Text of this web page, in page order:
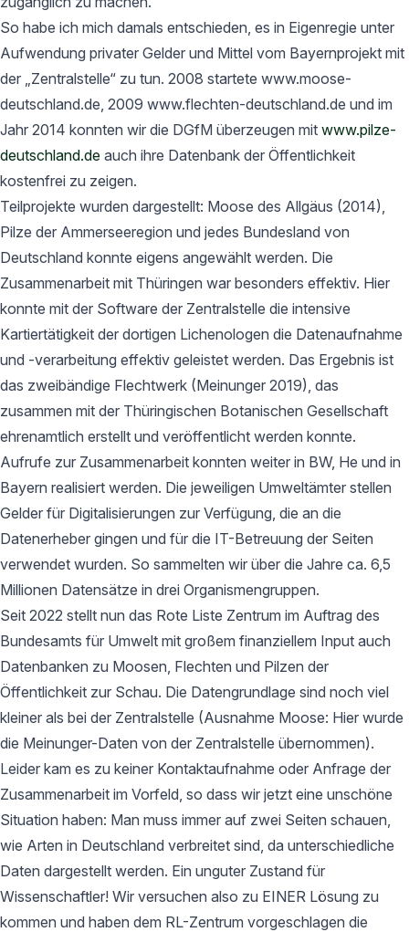
So habe ich mich damals entschieden, es in Eigenregie unter
Aufwendung privater Gelder und Mittel vom Bayernprojekt mit
der „Zentralstelle“ zu tun. 2008 startete www.moose-
deutschland.de, 2009 www.flechten-deutschland.de und im
Jahr 2014 konnten wir die DGfM überzeugen mit www.pilze-
deutschland.de auch ihre Datenbank der Öffentlichkeit
kostenfrei zu zeigen.
Teilprojekte wurden dargestellt: Moose des Allgäus (2014),
Pilze der Ammerseeregion und jedes Bundesland von
Deutschland konnte eigens angewählt werden. Die
Zusammenarbeit mit Thüringen war besonders effektiv. Hier
konnte mit der Software der Zentralstelle die intensive
Kartiertätigkeit der dortigen Lichenologen die Datenaufnahme
und -verarbeitung effektiv geleistet werden. Das Ergebnis ist
das zweibändige Flechtwerk (Meinunger 2019), das
zusammen mit der Thüringischen Botanischen Gesellschaft
ehrenamtlich erstellt und veröffentlicht werden konnte.
Aufrufe zur Zusammenarbeit konnten weiter in BW, He und in
Bayern realisiert werden. Die jeweiligen Umweltämter stellen
Gelder für Digitalisierungen zur Verfügung, die an die
Datenerheber gingen und für die IT-Betreuung der Seiten
verwendet wurden. So sammelten wir über die Jahre ca. 6,5
Millionen Datensätze in drei Organismengruppen.
Seit 2022 stellt nun das Rote Liste Zentrum im Auftrag des
Bundesamts für Umwelt mit großem finanziellem Input auch
Datenbanken zu Moosen, Flechten und Pilzen der
Öffentlichkeit zur Schau. Die Datengrundlage sind noch viel
kleiner als bei der Zentralstelle (Ausnahme Moose: Hier wurde
die Meinunger-Daten von der Zentralstelle übernommen).
Leider kam es zu keiner Kontaktaufnahme oder Anfrage der
Zusammenarbeit im Vorfeld, so dass wir jetzt eine unschöne
Situation haben: Man muss immer auf zwei Seiten schauen,
wie Arten in Deutschland verbreitet sind, da unterschiedliche
Daten dargestellt werden. Ein unguter Zustand für
Wissenschaftler! Wir versuchen also zu EINER Lösung zu
kommen und haben dem RL-Zentrum vorgeschlagen die